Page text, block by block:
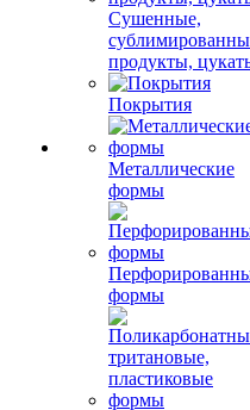
Сушенные,
продукты,
Покрытия
Металлические
формы
формы